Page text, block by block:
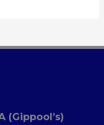
(Gippool’s)